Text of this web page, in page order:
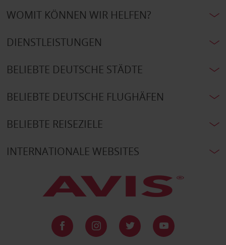
WOMIT KÖNNEN WIR HELFEN?
DIENSTLEISTUNGEN
BELIEBTE DEUTSCHE STÄDTE
BELIEBTE DEUTSCHE FLUGHÄFEN
BELIEBTE REISEZIELE
INTERNATIONALE WEBSITES